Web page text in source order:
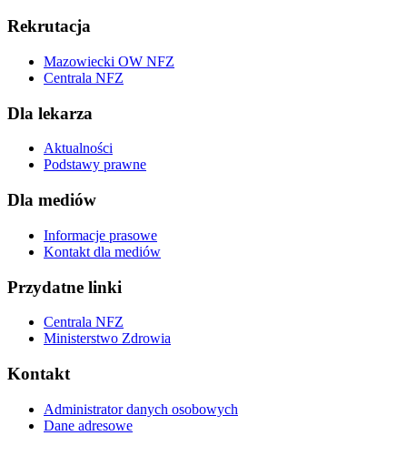
Rekrutacja
Mazowiecki OW NFZ
Centrala NFZ
Dla lekarza
Aktualności
Podstawy prawne
Dla mediów
Informacje prasowe
Kontakt dla mediów
Przydatne linki
Centrala NFZ
Ministerstwo Zdrowia
Kontakt
Administrator danych osobowych
Dane adresowe